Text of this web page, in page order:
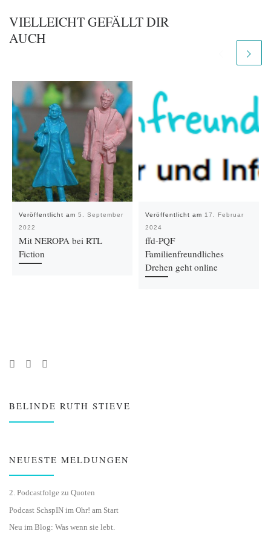
VIELLEICHT GEFÄLLT DIR
AUCH
Veröffentlicht am 5. September
2022
Mit NEROPA bei RTL
Fiction
Veröffentlicht am 17. Februar
2024
ffd-PQF
Familienfreundliches
Drehen geht online
BELINDE RUTH STIEVE
NEUESTE MELDUNGEN
2. Podcastfolge zu Quoten
Podcast SchspIN im Ohr! am Start
Neu im Blog: Was wenn sie lebt.